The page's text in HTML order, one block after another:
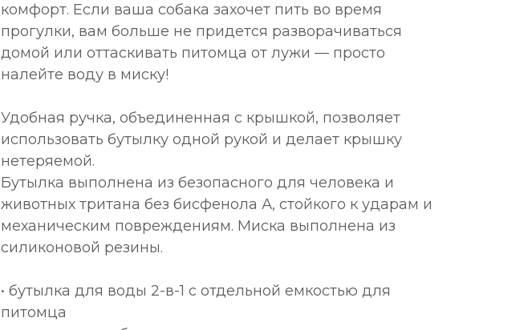
комфорт. Если ваша собака захочет пить во время
прогулки, вам больше не придется разворачиваться
домой или оттаскивать питомца от лужи — просто
налейте воду в миску!
Удобная ручка, объединенная с крышкой, позволяет
использовать бутылку одной рукой и делает крышку
нетеряемой.
Бутылка выполнена из безопасного для человека и
животных тритана без бисфенола А, стойкого к ударам и
механическим повреждениям. Миска выполнена из
силиконовой резины.
• бутылка для воды 2-в-1 с отдельной емкостью для
питомца